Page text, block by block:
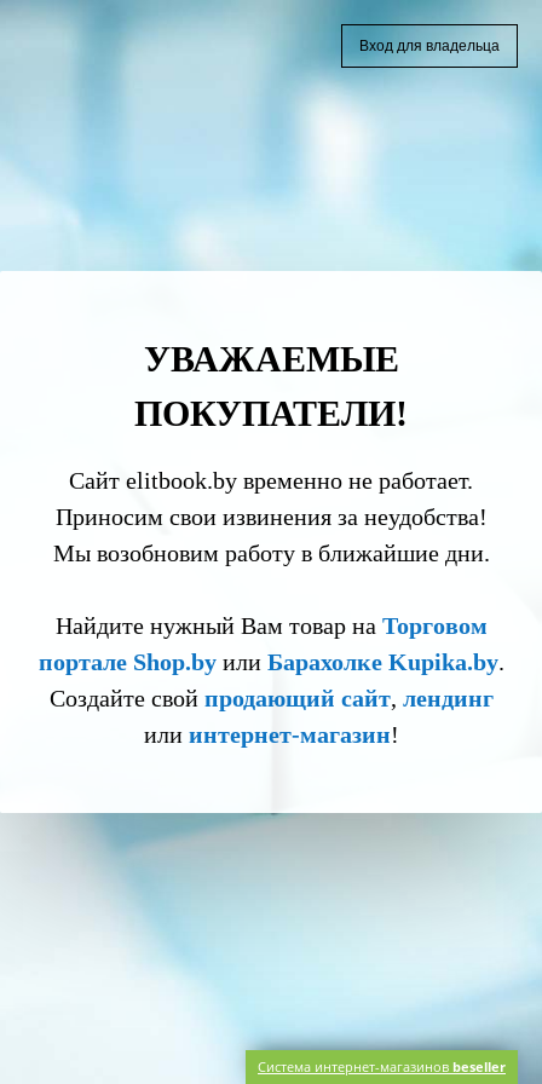
УВАЖАЕМЫЕ
ПОКУПАТЕЛИ!
Сайт elitbook.by временно не работает.
Приносим свои извинения за неудобства!
Мы возобновим работу в ближайшие дни.
Найдите нужный Вам товар на Торговом
портале Shop.byили Барахолке Kupika.by.
Создайте свой продающий сайт, лендинг
или интернет-магазин!
Вход для владельца
Система интернет-магазинов beseller